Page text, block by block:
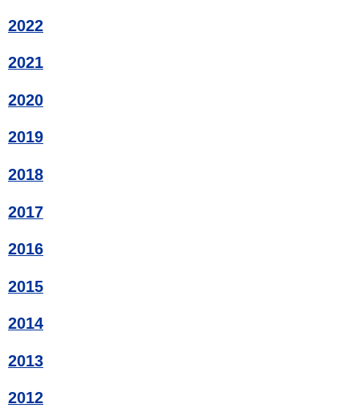
2022
2021
2020
2019
2018
2017
2016
2015
2014
2013
2012